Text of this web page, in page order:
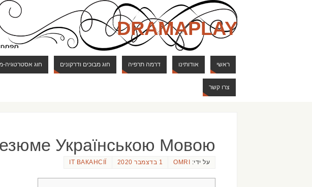
DRAMAPLAY
ראשי אודותינו דרמה תרפיה חוג מבוכים ודרקונים חוג
צרו קשר
Українською Мовою
על ידי: OMRI 1 בדצמבר 2020 IT ВАКАНСІЇ